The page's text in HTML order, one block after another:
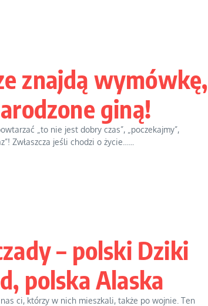
znajdą wymówkę,
giną!
„to nie jest dobry czas”, „poczekajmy”,
Zwłaszcza jeśli chodzi o życie…...
– polski Dziki
polska Alaska
ci, którzy w nich mieszkali, także po wojnie. Ten